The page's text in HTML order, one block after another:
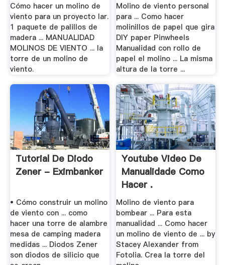
Cómo hacer un molino de
viento para un proyecto lar.
1 paquete de palillos de
madera ... MANUALIDAD
MOLINOS DE VIENTO ... la
torre de un molino de
viento.
Molino de viento personal
para ... Como hacer
molinillos de papel que gira
DIY paper Pinwheels
Manualidad con rollo de
papel el molino ... La misma
altura de la torre ...
Tutorial De Diodo
Zener - Eximbanker
• Cómo construir un molino
de viento con ... como
hacer una torre de alambre
mesa de camping madera
medidas ... Diodos Zener
son diodos de silicio que
Youtube Video De
Manualidade Como
Hacer .
Molino de viento para
bombear ... Para esta
manualidad ... Como hacer
un molino de viento de ... by
Stacey Alexander from
Fotolia. Crea la torre del